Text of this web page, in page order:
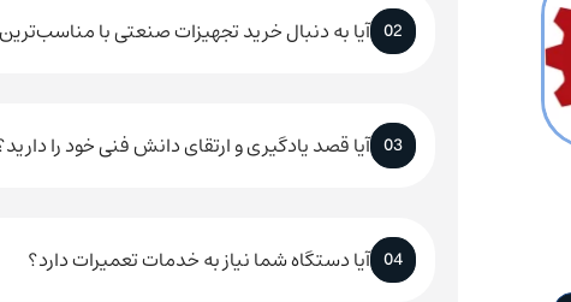
02 آیا به دنبال خرید تجهیزات صنعتی با
03 آیا قصد یادگیری و ارتقای دانش فنی خود را
04 آیا دستگاه شما نیاز به خدمات تعمیرات دارد؟